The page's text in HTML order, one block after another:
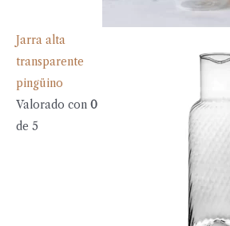
Jarra alta
transparente
pingüino
Valorado con 0
de 5